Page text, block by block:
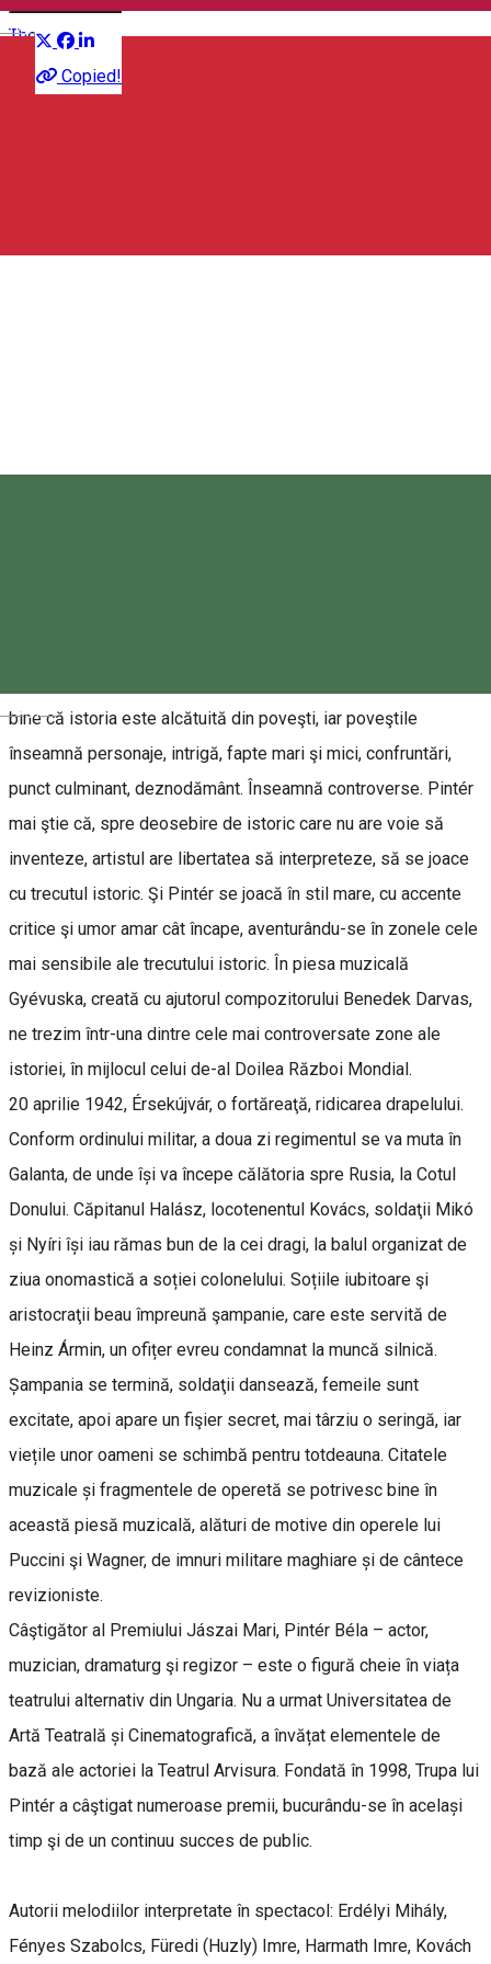
English
Magyar
Copied!
Theatre
bine că istoria este alcătuită din poveşti, iar poveştile
înseamnă personaje, intrigă, fapte mari şi mici, confruntări,
punct culminant, deznodământ. Înseamnă controverse. Pintér
mai ştie că, spre deosebire de istoric care nu are voie să
inventeze, artistul are libertatea să interpreteze, să se joace
cu trecutul istoric. Şi Pintér se joacă în stil mare, cu accente
critice şi umor amar cât încape, aventurându-se în zonele cele
mai sensibile ale trecutului istoric. În piesa muzicală
Gyévuska, creată cu ajutorul compozitorului Benedek Darvas,
ne trezim într-una dintre cele mai controversate zone ale
istoriei, în mijlocul celui de-al Doilea Război Mondial.
20 aprilie 1942, Érsekújvár, o fortăreaţă, ridicarea drapelului.
Conform ordinului militar, a doua zi regimentul se va muta în
Galanta, de unde își va începe călătoria spre Rusia, la Cotul
Donului. Căpitanul Halász, locotenentul Kovács, soldaţii Mikó
și Nyíri își iau rămas bun de la cei dragi, la balul organizat de
ziua onomastică a soției colonelului. Soțiile iubitoare şi
aristocraţii beau împreună şampanie, care este servită de
Heinz Ármin, un ofițer evreu condamnat la muncă silnică.
Șampania se termină, soldaţii dansează, femeile sunt
excitate, apoi apare un fişier secret, mai târziu o seringă, iar
viețile unor oameni se schimbă pentru totdeauna. Citatele
muzicale și fragmentele de operetă se potrivesc bine în
această piesă muzicală, alături de motive din operele lui
Puccini şi Wagner, de imnuri militare maghiare și de cântece
revizioniste.
Câştigător al Premiului Jászai Mari, Pintér Béla – actor,
muzician, dramaturg şi regizor – este o figură cheie în viața
teatrului alternativ din Ungaria. Nu a urmat Universitatea de
Artă Teatrală și Cinematografică, a învățat elementele de
bază ale actoriei la Teatrul Arvisura. Fondată în 1998, Trupa lui
Pintér a câştigat numeroase premii, bucurându-se în același
timp şi de un continuu succes de public.
Autorii melodiilor interpretate în spectacol: Erdélyi Mihály,
Fényes Szabolcs, Füredi (Huzly) Imre, Harmath Imre, Kovách